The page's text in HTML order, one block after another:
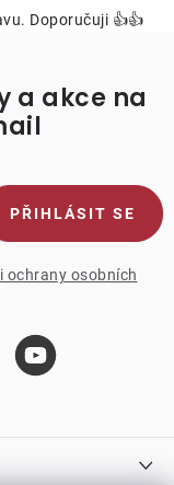
Doporučuji 👍👍
a akce na
ochrany osobních
PŘIHLÁSIT SE